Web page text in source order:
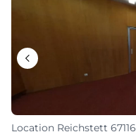
Location Reichstett 67116